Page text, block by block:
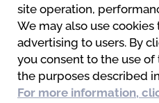
Playa de
18613
0034
site operation,
We may also use
advertising to users. By
you consent to the use of
the purposes described
For more information,